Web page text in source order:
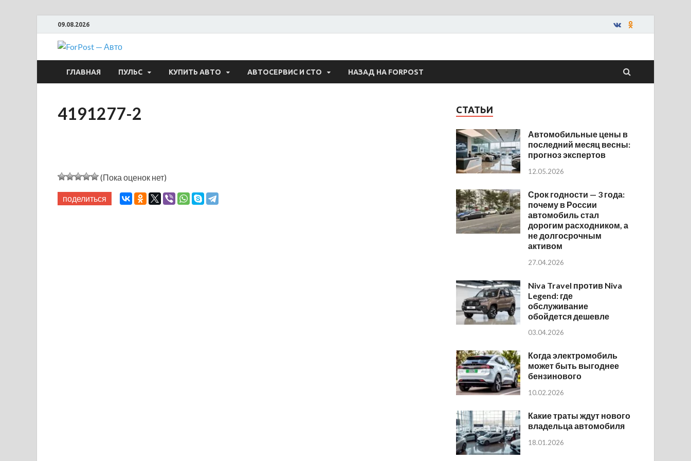
09.08.2026
ForPost — Авто
ГЛАВНАЯ ПУЛЬС КУПИТЬ АВТО АВТОСЕРВИС И СТО НАЗАД НА FORPOST
4191277-2
(Пока оценок нет)
поделиться
СТАТЬИ
Автомобильные цены в
последний месяц весны:
прогноз экспертов
12.05.2026
Срок годности — 3 года:
почему в России
автомобиль стал
дорогим расходником, а
не долгосрочным
активом
27.04.2026
Niva Travel против Niva
Legend: где
обслуживание
обойдется дешевле
03.04.2026
Когда электромобиль
может быть выгоднее
бензинового
10.02.2026
Какие траты ждут нового
владельца автомобиля
18.01.2026